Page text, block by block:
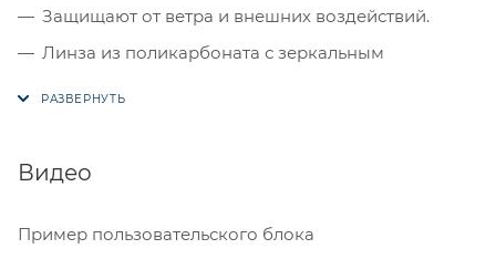
Защищают от ветра и внешних воздействий.
Линза из поликарбоната с зеркальным
Противоударная конструкция.
для использования в летний период.
Видео
Пример пользовательского блока